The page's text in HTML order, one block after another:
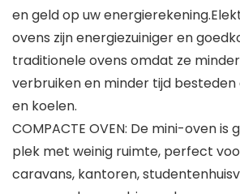
en geld op uw
ovens zijn energiezuiniger en
traditionele ovens omdat ze
verbruiken en minder tijd
en koelen.
COMPACTE OVEN: De mini-oven is
plek met weinig ruimte, perfect
caravans, kantoren,